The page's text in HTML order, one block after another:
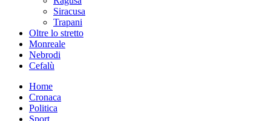
Siracusa
Trapani
Oltre lo stretto
Monreale
Nebrodi
Cefalù
Home
Cronaca
Politica
Sport